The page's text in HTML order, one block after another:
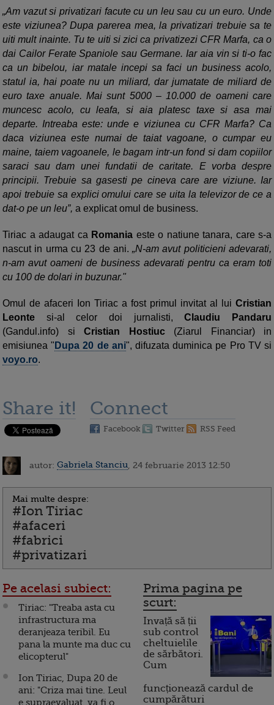
Am vazut si privatizari facute cu un leu sau cu un euro. Unde
este viziunea? Dupa parerea mea, la privatizari trebuie sa te
uiti mult inainte. Tu te uiti si zici ca privatizezi CFR Marfa, ca o
dai Cailor Ferate Spaniole sau Germane. Iar aia vin si ti-o fac
ca un bibelou, iar matale incepi sa faci un business acolo,
statul ia, hai poate nu un miliard, dar jumatate de miliard de
euro taxe anuale. Mai sunt 5000 – 10.000 de oameni care
muncesc acolo, cu leafa, si aia platesc taxe si asa mai
departe. Intreaba este: unde e viziunea cu CFR Marfa? Ca
daca viziunea este numai de taiat vagoane, o cumpar eu
maine, taiem vagoanele, le bagam intr-un fond si dam copiilor
saraci sau dam unei fundatii de caritate. E vorba despre
principii. Trebuie sa gasesti pe cineva care are viziune. Iar
apoi trebuie sa explici omului care se uita la televizor de ce a
dat-o pe un leu”, a explicat omul de business.
Tiriac a adaugat ca Romania este o natiune tanara, care s-a
nascut in urma cu 23 de ani. N-am avut politicieni adevarati,
n-am avut oameni de business adevarati pentru ca eram toti
cu 100 de dolari in buzunar."
Omul de afaceri Ion Tiriac a fost primul invitat al lui Cristian
Leonte si-al celor doi jurnalisti,Claudiu Pandaru
(Gandul.info) si Cristian Hostiuc (Ziarul Financiar) in
emisiunea " Dupa 20 de ani", difuzata duminica pe Pro TV si
voyo.ro.
Share it! Connect
Facebook Twitter RSS Feed
autor: Gabriela Stanciu , 24 februarie 2013 12:50
Mai multe despre:
#Ion Tiriac
#afaceri
#fabrici
#privatizari
Pe acelasi subiect:
Tiriac: "Treaba asta cu
infrastructura ma
deranjeaza teribil. Eu
pana la munte ma duc cu
elicopterul"
Ion Tiriac, Dupa 20 de
ani: "Criza mai tine. Leul
e supraevaluat, va fi o
Prima pagina pe
scurt:
Invață să ții
sub control
cheltuielile
de sărbători.
Cum
funcționează cardul de
cumpărături